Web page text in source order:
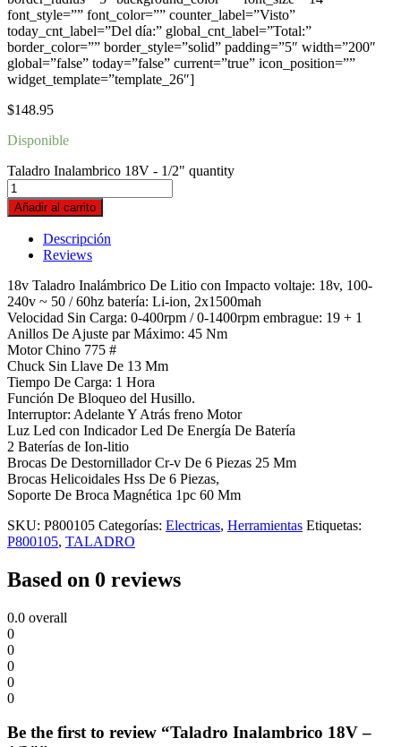
font_style=”” font_color=”” counter_label=”Visto”
today_cnt_label=”Del día:” global_cnt_label=”Total:”
border_color=”” border_style=”solid” padding=”5″ width=”200″
global=”false” today=”false” current=”true” icon_position=””
widget_template=”template_26″]
$148.95
Disponible
Taladro Inalambrico 18V - 1/2" quantity
Añadir al carrito
Descripción
Reviews
18v Taladro Inalámbrico De Litio con Impacto voltaje: 18v, 100-
240v ~ 50 / 60hz batería: Li-ion, 2x1500mah
Velocidad Sin Carga: 0-400rpm / 0-1400rpm embrague: 19 + 1
Anillos De Ajuste par Máximo: 45 Nm
Motor Chino 775 #
Chuck Sin Llave De 13 Mm
Tiempo De Carga: 1 Hora
Función De Bloqueo del Husillo.
Interruptor: Adelante Y Atrás freno Motor
Luz Led con Indicador Led De Energía De Batería
2 Baterías de Ion-litio
Brocas De Destornillador Cr-v De 6 Piezas 25 Mm
Brocas Helicoidales Hss De 6 Piezas,
Soporte De Broca Magnética 1pc 60 Mm
SKU: P800105 Categorías: Electricas, Herramientas Etiquetas:
P800105, TALADRO
Based on 0 reviews
0.0 overall
0
0
0
0
0
Be the first to review “Taladro Inalambrico 18V –